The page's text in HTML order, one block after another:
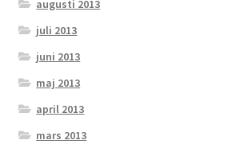
augusti 2013
juli 2013
juni 2013
maj 2013
april 2013
mars 2013